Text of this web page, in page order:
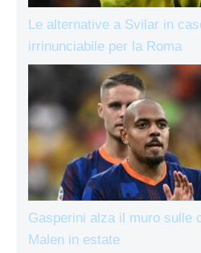
Le alternative a Svilar in
irrinunciabile per la Roma
Gasperini alza il muro sulle
Malen in estate